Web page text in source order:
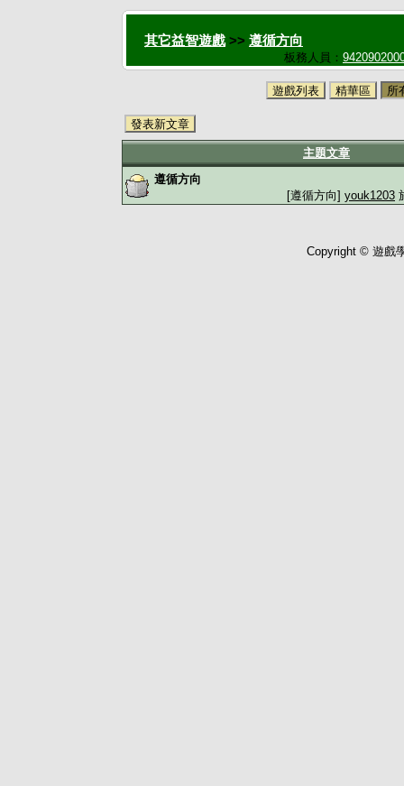
其它益智遊戲>> 遵循方向
板務人員：
遊戲列表 精華區 所
發表新文章
主題文章
遵循方向
[遵循方向] youk1203
Copyright © 遊戲